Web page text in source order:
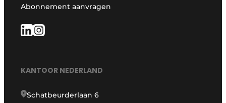
Abonnement aanvragen
KANTOOR NEDERLAND
Schatbeurderlaan 6